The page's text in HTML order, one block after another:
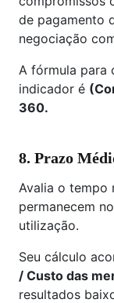
de pagamento
negociação
A fórmula para
indicador é
360.
8. Prazo
Avalia o tempo
permanecem
utilização.
Seu cálculo
/ Custo das
resultados